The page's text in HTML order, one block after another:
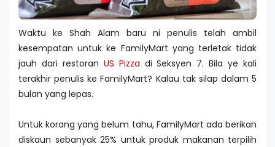
Waktu ke Shah Alam baru ni penulis telah ambil
kesempatan untuk ke FamilyMart yang terletak tidak
jauh dari restoran US Pizza di Seksyen 7. Bila ye kali
terakhir penulis ke FamilyMart? Kalau tak silap dalam 5
bulan yang lepas.
Untuk korang yang belum tahu, FamilyMart ada berikan
diskaun sebanyak 25% untuk produk makanan terpilih